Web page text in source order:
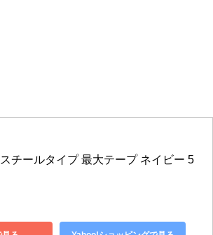
チールタイプ 最大テープ ネイビー 5